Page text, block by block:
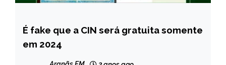
CAPELINHA
MINAS
É fake que a CIN será gratuita somente
em 2024